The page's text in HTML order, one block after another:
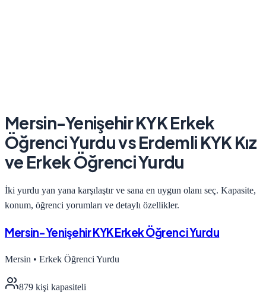
Mersin-Yenişehir KYK Erkek
Öğrenci YurduvsErdemli KYK Kız
ve Erkek Öğrenci Yurdu
İki yurdu yan yana karşılaştır ve sana en uygun olanı seç. Kapasite,
konum, öğrenci yorumları ve detaylı özellikler.
Mersin-Yenişehir KYK Erkek Öğrenci Yurdu
Mersin • Erkek Öğrenci Yurdu
879 kişi kapasiteli